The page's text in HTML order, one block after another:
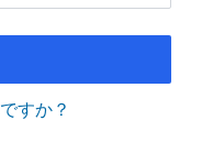
すか？